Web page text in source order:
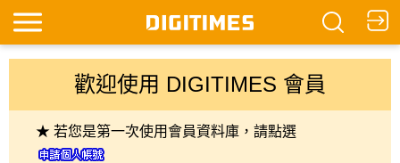
歡迎使用 DIGITIMES 會員
★ 若您是第一次使用會員資料庫，請點選